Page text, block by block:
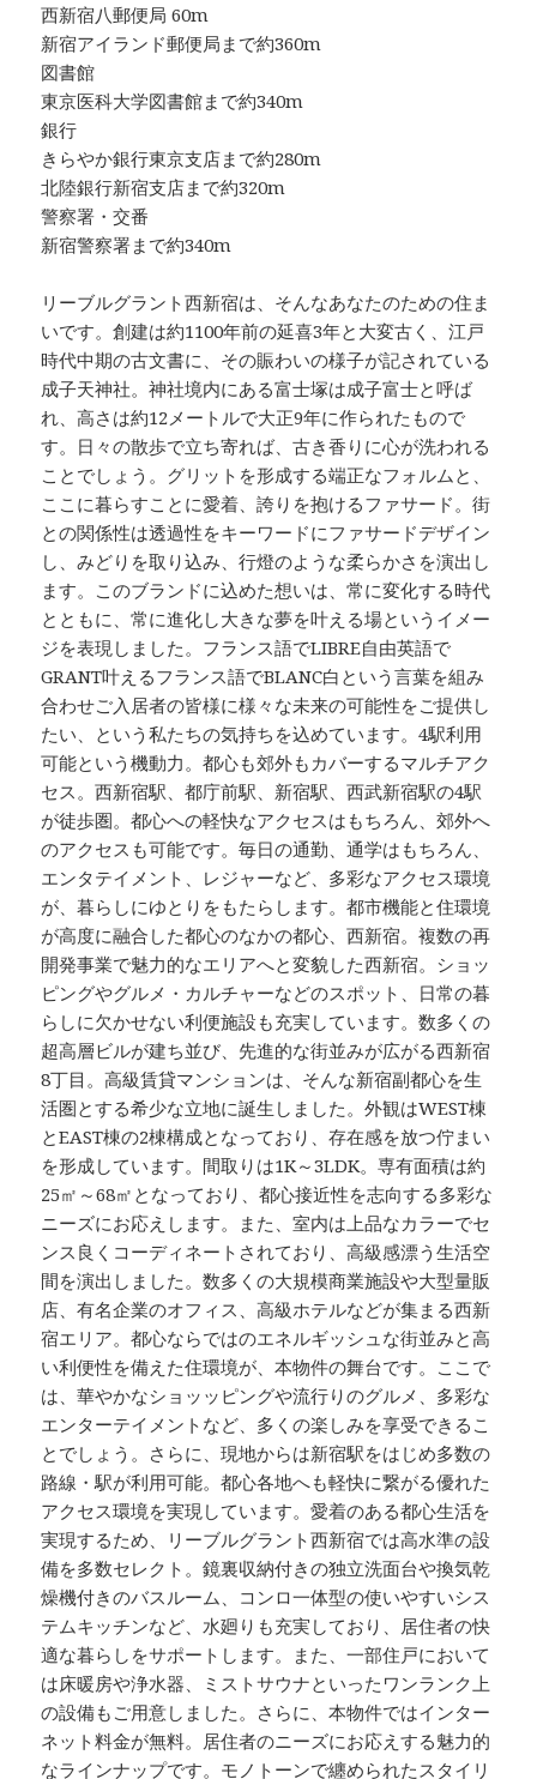
西新宿八郵便局 60m
新宿アイランド郵便局まで約360m
図書館
東京医科大学図書館まで約340m
銀行
きらやか銀行東京支店まで約280m
北陸銀行新宿支店まで約320m
警察署・交番
新宿警察署まで約340m
リーブルグラント西新宿は、そんなあなたのための住ま
いです。創建は約1100年前の延喜3年と大変古く、江戸
時代中期の古文書に、その賑わいの様子が記されている
成子天神社。神社境内にある富士塚は成子富士と呼ば
れ、高さは約12メートルで大正9年に作られたもので
す。日々の散歩で立ち寄れば、古き香りに心が洗われる
ことでしょう。グリットを形成する端正なフォルムと、
ここに暮らすことに愛着、誇りを抱けるファサード。街
との関係性は透過性をキーワードにファサードデザイン
し、みどりを取り込み、行燈のような柔らかさを演出し
ます。このブランドに込めた想いは、常に変化する時代
とともに、常に進化し大きな夢を叶える場というイメー
ジを表現しました。フランス語でLIBRE自由英語で
GRANT叶えるフランス語でBLANC白という言葉を組み
合わせご入居者の皆様に様々な未来の可能性をご提供し
たい、という私たちの気持ちを込めています。4駅利用
可能という機動力。都心も郊外もカバーするマルチアク
セス。西新宿駅、都庁前駅、新宿駅、西武新宿駅の4駅
が徒歩圏。都心への軽快なアクセスはもちろん、郊外へ
のアクセスも可能です。毎日の通勤、通学はもちろん、
エンタテイメント、レジャーなど、多彩なアクセス環境
が、暮らしにゆとりをもたらします。都市機能と住環境
が高度に融合した都心のなかの都心、西新宿。複数の再
開発事業で魅力的なエリアへと変貌した西新宿。ショッ
ピングやグルメ・カルチャーなどのスポット、日常の暮
らしに欠かせない利便施設も充実しています。数多くの
超高層ビルが建ち並び、先進的な街並みが広がる西新宿
8丁目。高級賃貸マンションは、そんな新宿副都心を生
活圏とする希少な立地に誕生しました。外観はWEST棟
とEAST棟の2棟構成となっており、存在感を放つ佇まい
を形成しています。間取りは1K～3LDK。専有面積は約
25㎡～68㎡となっており、都心接近性を志向する多彩な
ニーズにお応えします。また、室内は上品なカラーでセ
ンス良くコーディネートされており、高級感漂う生活空
間を演出しました。数多くの大規模商業施設や大型量販
店、有名企業のオフィス、高級ホテルなどが集まる西新
宿エリア。都心ならではのエネルギッシュな街並みと高
い利便性を備えた住環境が、本物件の舞台です。ここで
は、華やかなショッッピングや流行りのグルメ、多彩な
エンターテイメントなど、多くの楽しみを享受できるこ
とでしょう。さらに、現地からは新宿駅をはじめ多数の
路線・駅が利用可能。都心各地へも軽快に繋がる優れた
アクセス環境を実現しています。愛着のある都心生活を
実現するため、リーブルグラント西新宿では高水準の設
備を多数セレクト。鏡裏収納付きの独立洗面台や換気乾
燥機付きのバスルーム、コンロ一体型の使いやすいシス
テムキッチンなど、水廻りも充実しており、居住者の快
適な暮らしをサポートします。また、一部住戸において
は床暖房や浄水器、ミストサウナといったワンランク上
の設備もご用意しました。さらに、本物件ではインター
ネット料金が無料。居住者のニーズにお応えする魅力的
なラインナップです。モノトーンで纏められたスタイリ